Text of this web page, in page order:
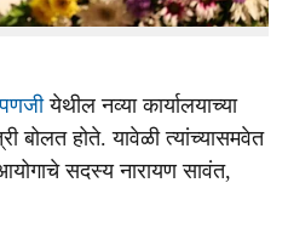
पणजीयेथील नव्‍या कार्यालयाच्‍या
बोलत होते. यावेळी त्‍यांच्‍यासमवेत
सदस्य नारायण सावंत,